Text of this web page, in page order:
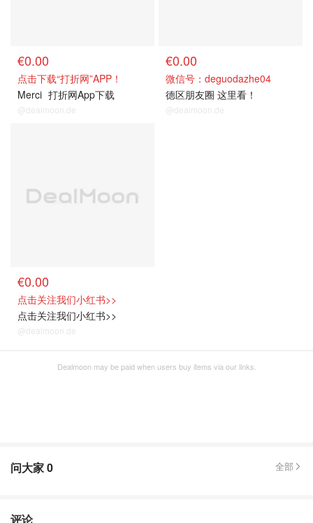
€0.00
点击下载“打折网”APP！
Merci 打折网App下载
@dealmoon.de
€0.00
微信号：deguodazhe04
德区朋友圈 这里看！
@dealmoon.de
€0.00
点击关注我们小红书>>
点击关注我们小红书>>
@dealmoon.de
Dealmoon may be paid when users buy items via our links.
问大家0 全部
评论